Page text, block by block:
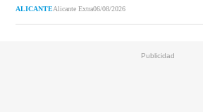
ALICANTEAlicante Extra06/08/2026